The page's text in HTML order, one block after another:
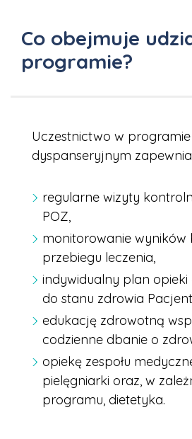
Co obejmuje
programie?
Uczestnictwo w programie
dyspanseryjnym
regularne wizyty
POZ,
monitorowanie wyników
przebiegu leczenia,
indywidualny plan opieki
do stanu zdrowia
edukację zdrowotną
codzienne dbanie o
opiekę zespołu
pielęgniarki oraz, w
programu, dietetyka.